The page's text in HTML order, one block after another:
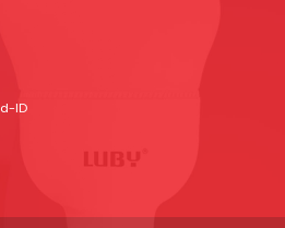
ID